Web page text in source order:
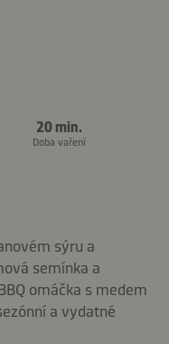
20 min.
Doba vaření
sýru a
semínka a
omáčka s medem
a vydatné